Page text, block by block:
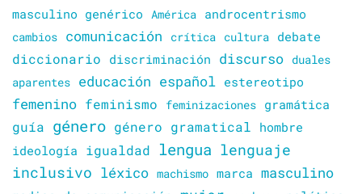
masculino genérico
América androcentrismo
cambios comunicación crítica cultura debate
diccionario discriminación discurso duales
aparentes educación español estereotipo
femenino feminismo feminizaciones gramática
guía género género gramatical hombre
ideología igualdad lengua lenguaje
inclusivo léxico machismo marca masculino